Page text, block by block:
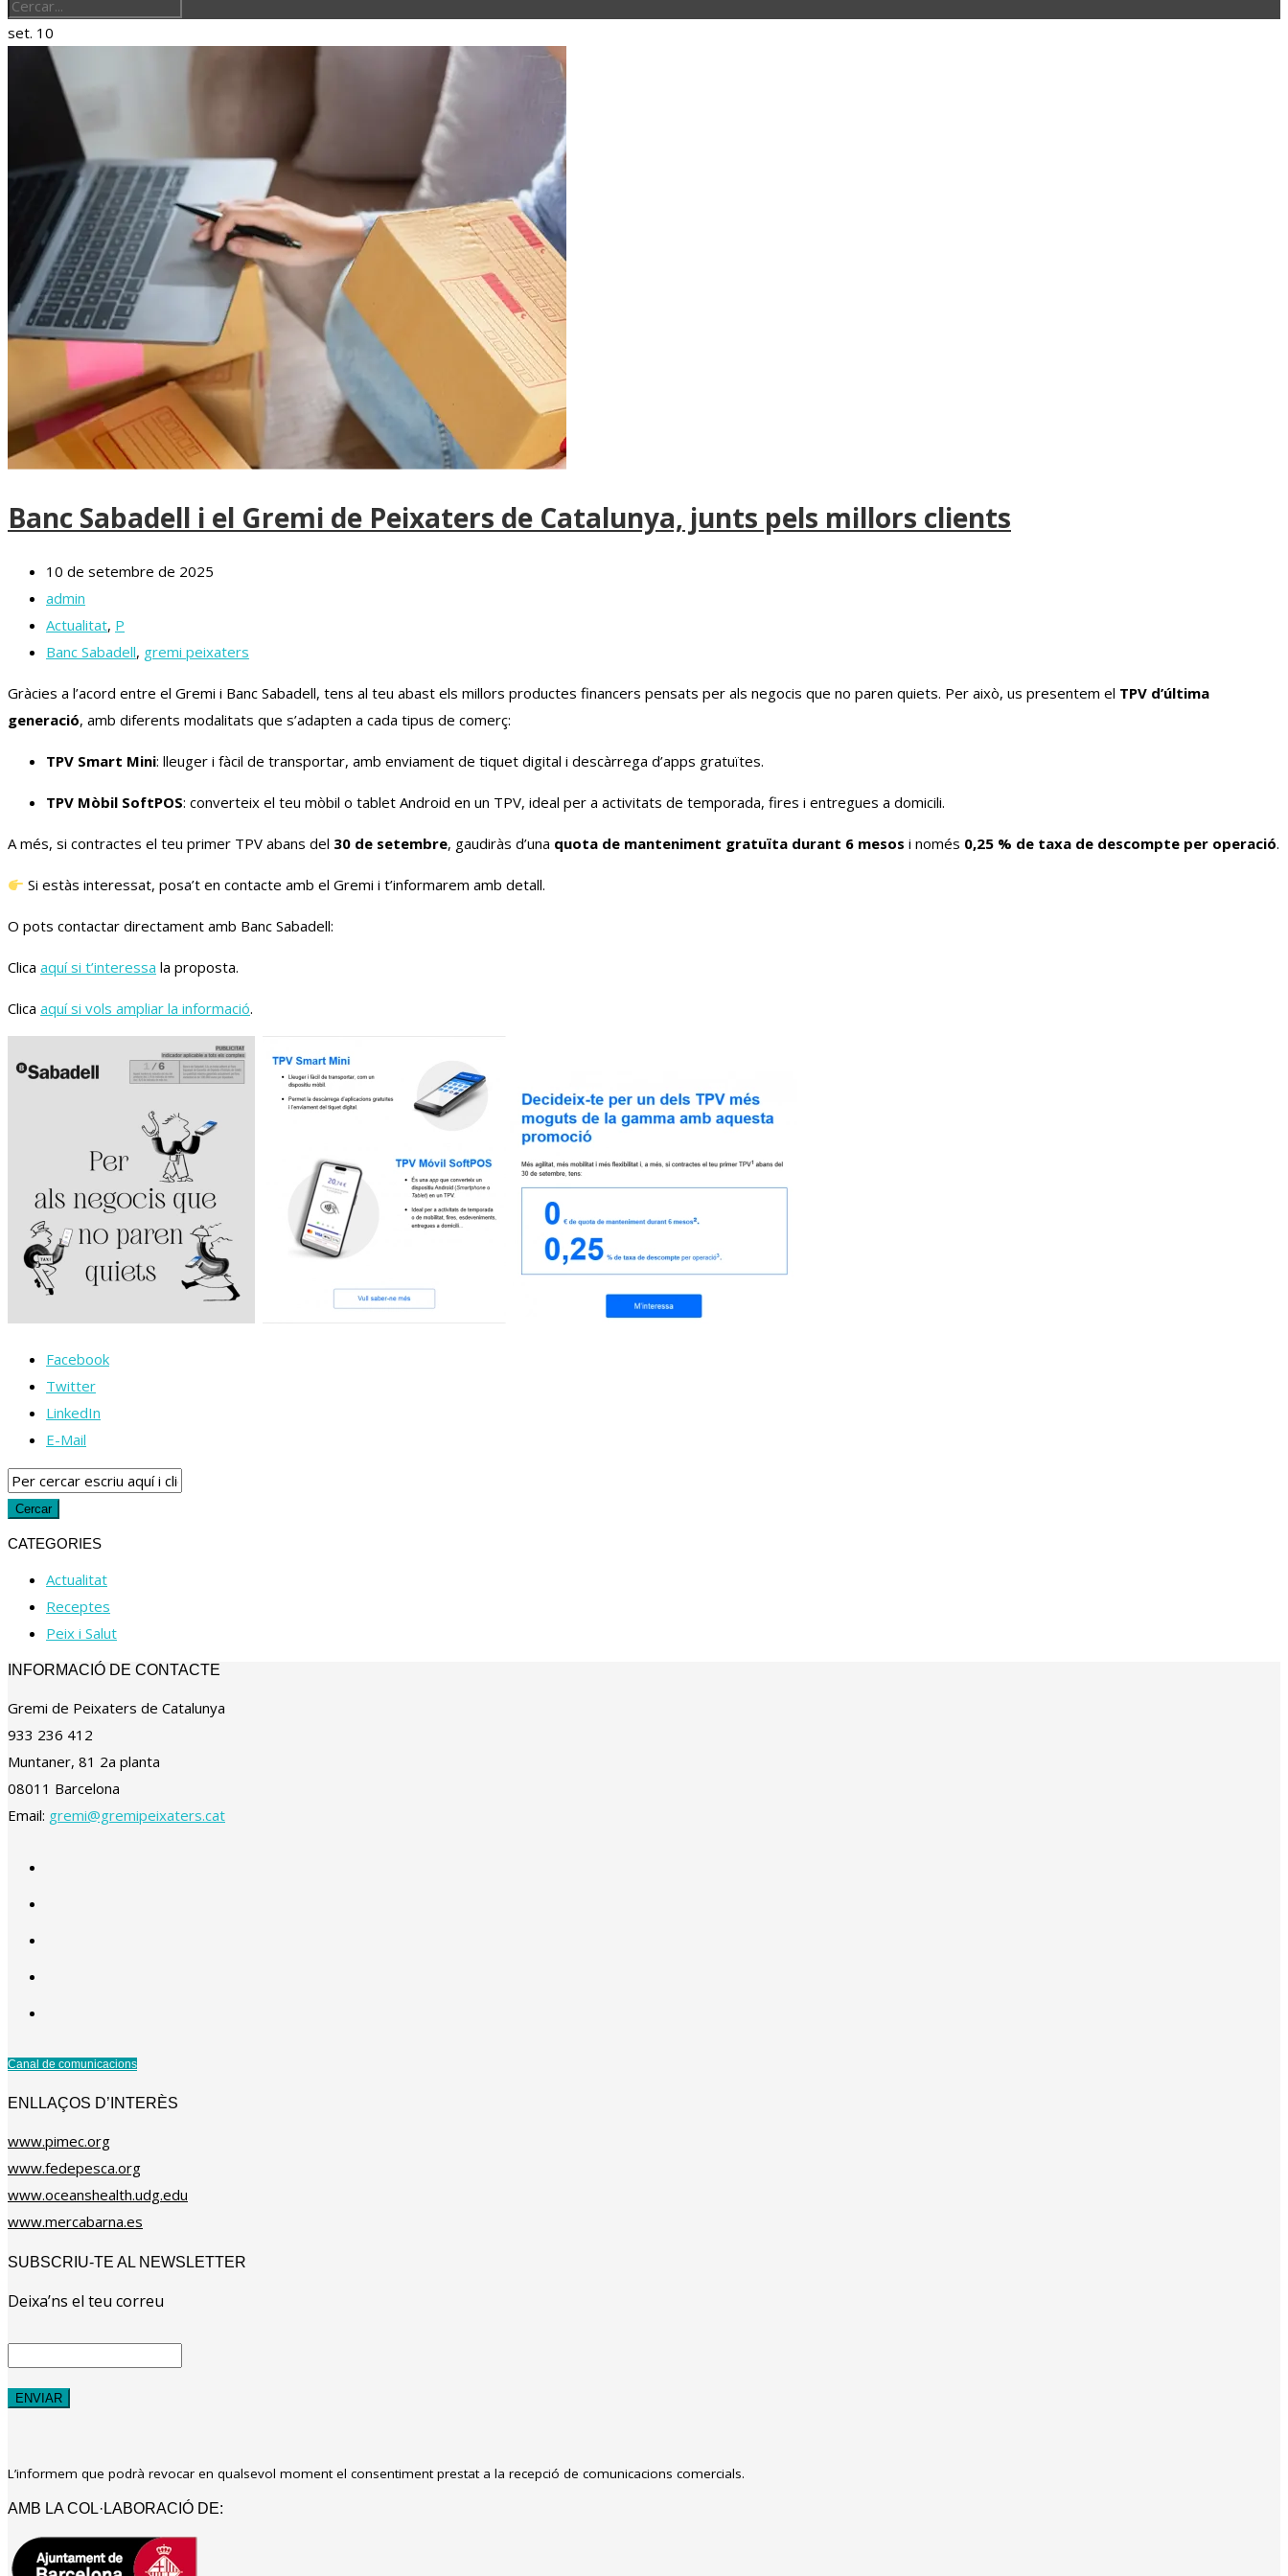
set. 10
Banc Sabadell i el Gremi de Peixaters de Catalunya, junts pels millors clients
10 de setembre de 2025
admin
Actualitat, P
Banc Sabadell, gremi peixaters
Gràcies a l’acord entre el Gremi i Banc Sabadell, tens al teu abast els millors productes financers pensats per als negocis que no paren quiets. Per això, us presentem el TPV d’última
generació, amb diferents modalitats que s’adapten a cada tipus de comerç:
TPV Smart Mini: lleuger i fàcil de transportar, amb enviament de tiquet digital i descàrrega d’apps gratuïtes.
TPV Mòbil SoftPOS: converteix el teu mòbil o tablet Android en un TPV, ideal per a activitats de temporada, fires i entregues a domicili.
A més, si contractes el teu primer TPV abans del 30 de setembre, gaudiràs d’una quota de manteniment gratuïta durant 6 mesos i només 0,25 % de taxa de descompte per operació.
Si estàs interessat, posa’t en contacte amb el Gremi i t’informarem amb detall.
O pots contactar directament amb Banc Sabadell:
Clica aquí si t’interessa la proposta.
Clica aquí si vols ampliar la informació.
Facebook
Twitter
LinkedIn
E-Mail
CATEGORIES
Actualitat
Receptes
Peix i Salut
INFORMACIÓ DE CONTACTE
Gremi de Peixaters de Catalunya
933 236 412
Muntaner, 81 2a planta
08011 Barcelona
Email: gremi@gremipeixaters.cat
Canal de comunicacions
ENLLAÇOS D’INTERÈS
www.pimec.org
www.fedepesca.org
www.oceanshealth.udg.edu
www.mercabarna.es
SUBSCRIU-TE AL NEWSLETTER
Deixa’ns el teu correu
L’informem que podrà revocar en qualsevol moment el consentiment prestat a la recepció de comunicacions comercials.
AMB LA COL·LABORACIÓ DE: